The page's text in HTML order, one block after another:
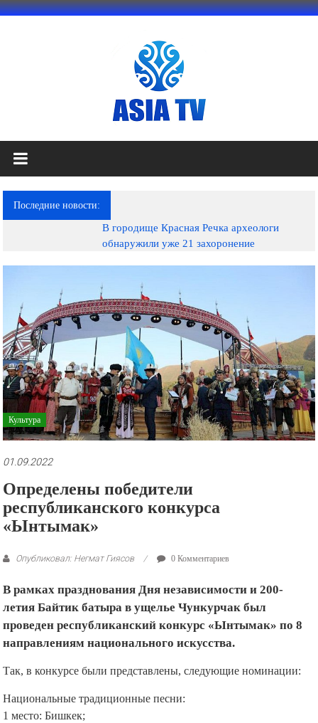
Перейти
АЗИЯ
ТВ
это
телеканал
документальные
музыкальные
произведения,
рекламные
ролики
и
презентации.
Последние новости:
В городище Красная Речка археологи
обнаружили уже 21 захоронение
Культура
01.09.2022
Определены победители
республиканского конкурса
«Ынтымак»
Опубликовал: Негмат Гиясов 0 Комментариев
В рамках празднования Дня независимости и 200-
летия Байтик батыра в ущелье Чункурчак был
проведен республиканский конкурс «Ынтымак» по 8
направлениям национального искусства.
Так, в конкурсе были представлены, следующие номинации:
Национальные традиционные песни:
1 место: Бишкек;